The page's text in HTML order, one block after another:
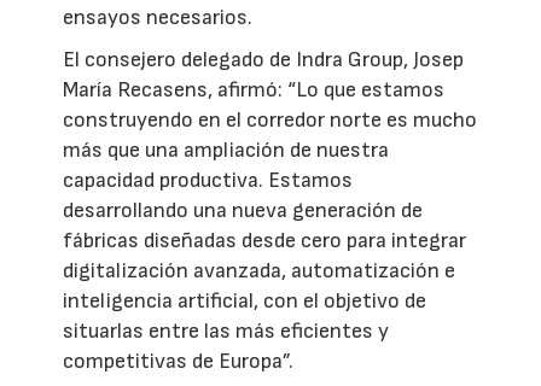
ensayos necesarios.
El consejero delegado de Indra Group, Josep
María Recasens, afirmó: “Lo que estamos
construyendo en el corredor norte es mucho
más que una ampliación de nuestra
capacidad productiva. Estamos
desarrollando una nueva generación de
fábricas diseñadas desde cero para integrar
digitalización avanzada, automatización e
inteligencia artificial, con el objetivo de
situarlas entre las más eficientes y
competitivas de Europa”.